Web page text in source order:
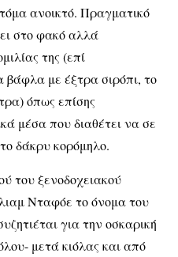
ανοικτό. Πραγματικό
στο φακό αλλά
της (επί
βάφλα με έξτρα σιρόπι, το
όπως επίσης
μέσα που διαθέτει να σε
δάκρυ κορόμηλο.
του ξενοδοχειακού
Νταφόε το όνομα του
για την οσκαρική
μετά κιόλας και από